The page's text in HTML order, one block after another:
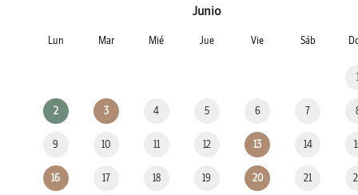
Junio
Lun Mar Mié Jue Vie Sáb
2 3 4 5 6 7
9 10 11 12 13 14
16 17 18 19 20 21